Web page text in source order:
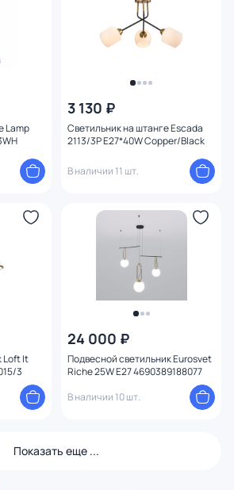
Lamp
3 130 ₽
Светильник на штанге Escada
2113/3P E27*40W Copper/Black
В наличии 11 шт.
Loft It
3
24 000 ₽
Подвесной светильник Eurosvet
Riche 25W E27 4690389188077
В наличии 10 шт.
Показать еще ...